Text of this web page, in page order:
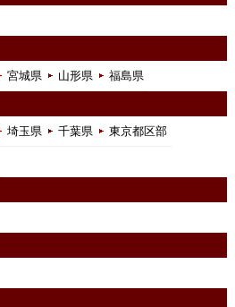
宮城県 山形県 福島県
埼玉県 千葉県 東京都区部